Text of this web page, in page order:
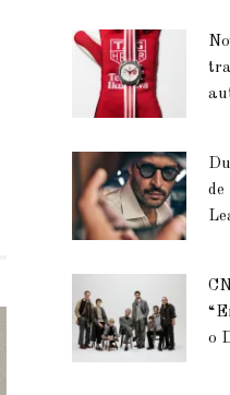
de
o